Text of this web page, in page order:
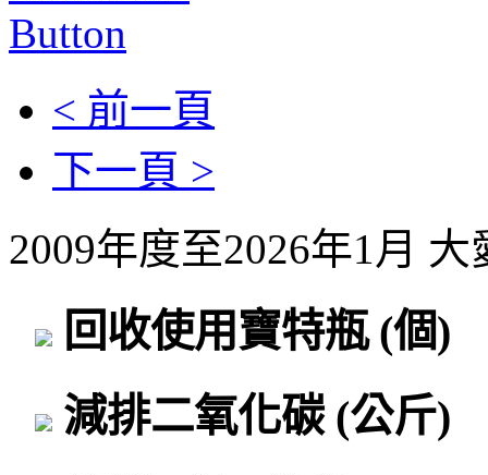
< 前一頁
下一頁 >
2009年度至2026年1月
回收使用寶特瓶 (個)
減排二氧化碳 (公斤)